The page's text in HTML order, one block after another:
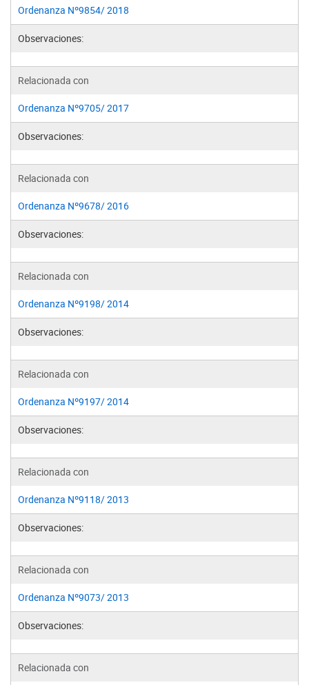
Ordenanza Nº9854/ 2018
Observaciones:
Relacionada con
Ordenanza Nº9705/ 2017
Observaciones:
Relacionada con
Ordenanza Nº9678/ 2016
Observaciones:
Relacionada con
Ordenanza Nº9198/ 2014
Observaciones:
Relacionada con
Ordenanza Nº9197/ 2014
Observaciones:
Relacionada con
Ordenanza Nº9118/ 2013
Observaciones:
Relacionada con
Ordenanza Nº9073/ 2013
Observaciones:
Relacionada con